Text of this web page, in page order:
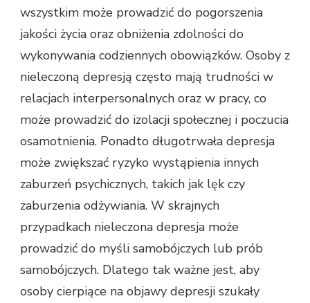
wszystkim może prowadzić do pogorszenia
jakości życia oraz obniżenia zdolności do
wykonywania codziennych obowiązków. Osoby z
nieleczoną depresją często mają trudności w
relacjach interpersonalnych oraz w pracy, co
może prowadzić do izolacji społecznej i poczucia
osamotnienia. Ponadto długotrwała depresja
może zwiększać ryzyko wystąpienia innych
zaburzeń psychicznych, takich jak lęk czy
zaburzenia odżywiania. W skrajnych
przypadkach nieleczona depresja może
prowadzić do myśli samobójczych lub prób
samobójczych. Dlatego tak ważne jest, aby
osoby cierpiące na objawy depresji szukały